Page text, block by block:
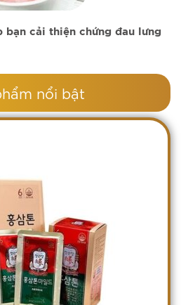
bạn cải thiện chứng đau lưng
nổi bật